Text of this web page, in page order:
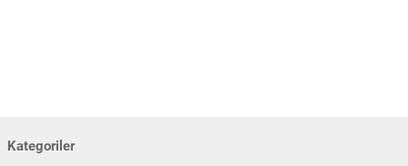
Kategoriler